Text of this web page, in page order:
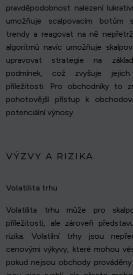
pravděpodobnost nalezení
umožňuje scalpovacím botům
trendy a reagovat na ně
algoritmů navíc umožňuje
upravovat strategie na
podmínek, což zvyšuje
příležitosti. Pro obchodníky to
pohotovější přístup k
potenciální výnosy.
VÝZVY A RIZIKA
Volatilita trhu
Volatilita trhu může pro
příležitosti, ale zároveň
rizika. Volatilní trhy jsou
cenovými výkyvy, které mohou
pokud nejsou obchody